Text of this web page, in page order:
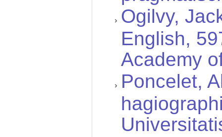
Ogilvy,
English,
Academy
Poncelet,